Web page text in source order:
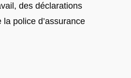
des déclarations
police d’assurance